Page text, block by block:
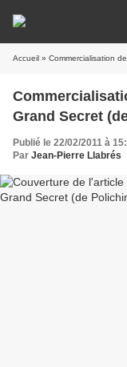
Accueil » Commercialisation
Grand Secret
Publié le 22/02/2011 à
Par Jean-Pierre Llabrés